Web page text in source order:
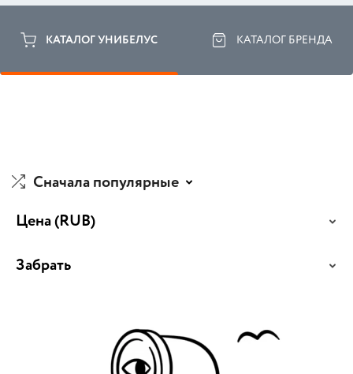
КАТАЛОГ УНИБЕЛУС КАТАЛОГ БРЕНДА
Сначала популярные
Цена(RUB)
Забрать